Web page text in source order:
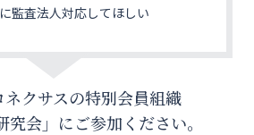
監査法人対応してほしい
クサスの特別会員組織
究会」にご参加ください。